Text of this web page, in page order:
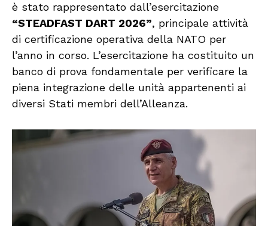
è stato rappresentato dall’esercitazione
“STEADFAST DART 2026”, principale attività
di certificazione operativa della NATO per
l’anno in corso. L’esercitazione ha costituito un
banco di prova fondamentale per verificare la
piena integrazione delle unità appartenenti ai
diversi Stati membri dell’Alleanza.